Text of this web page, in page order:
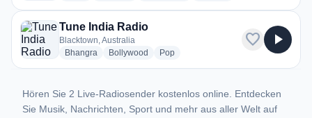
Tune India Radio
Blacktown, Australia
Bhangra radio stations
Bollywood radio stations
Popradio stations
favorite play_arrow
Hören Sie 2 Live-Radiosender kostenlos online. Entdecken
Sie Musik, Nachrichten, Sport und mehr aus aller Welt auf